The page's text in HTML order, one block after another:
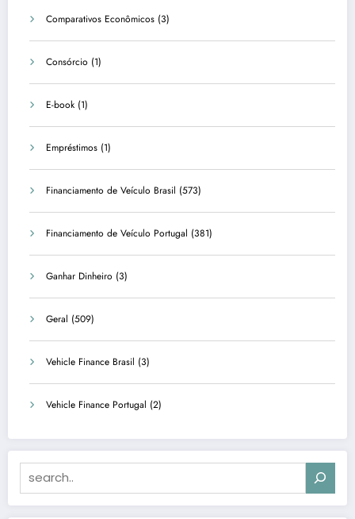
Comparativos Econômicos (3)
Consórcio (1)
E-book (1)
Empréstimos (1)
Financiamento de Veículo Brasil (573)
Financiamento de Veículo Portugal (381)
Ganhar Dinheiro (3)
Geral (509)
Vehicle Finance Brasil (3)
Vehicle Finance Portugal (2)
Search